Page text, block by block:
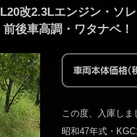
改2.3Lエンジン・ソ
後車高調・ワタナベ！
この度、入庫しま
昭和47年式・